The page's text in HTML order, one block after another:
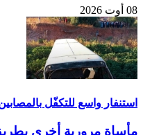
08 أوت 2026
استنفار واسع للتكفّل
مأساة مرورية أخرى